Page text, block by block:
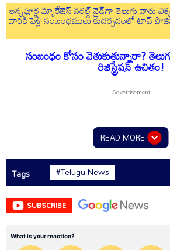
అన్నపూర్ణ మ్యారేజెస్ వరల్డ్ వైడ్‌గా తెలుగు వారు
వారికి పెళ్లి సంబంధములు కుదర్చడంలో టాప్
సంబంధం కోసం వెతుకుతున్నారా?
రిజిస్ట్రేషన్ ఉచితం!
READ MORE
Tags #Telugu News
SUBSCRIBE